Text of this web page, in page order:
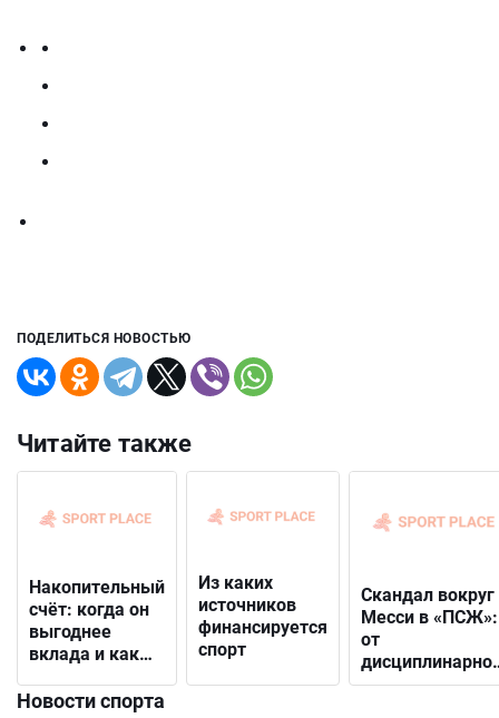
ПОДЕЛИТЬСЯ НОВОСТЬЮ
Читайте также
Накопительный
счёт: когда он
выгоднее
вклада и как
подходящий
Из каких
источников
финансируется
спорт
Скандал вокруг
Месси в «ПСЖ»:
от
решения до
Новости спорта